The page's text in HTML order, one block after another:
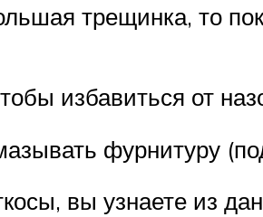
трещинка, то
избавиться от
фурнитуру
вы узнаете из